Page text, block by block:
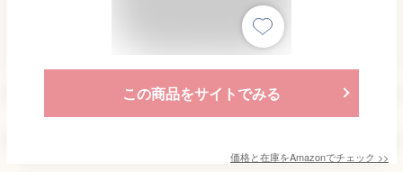
この商品をサイトでみる
価格と在庫をAmazonでチェック >>